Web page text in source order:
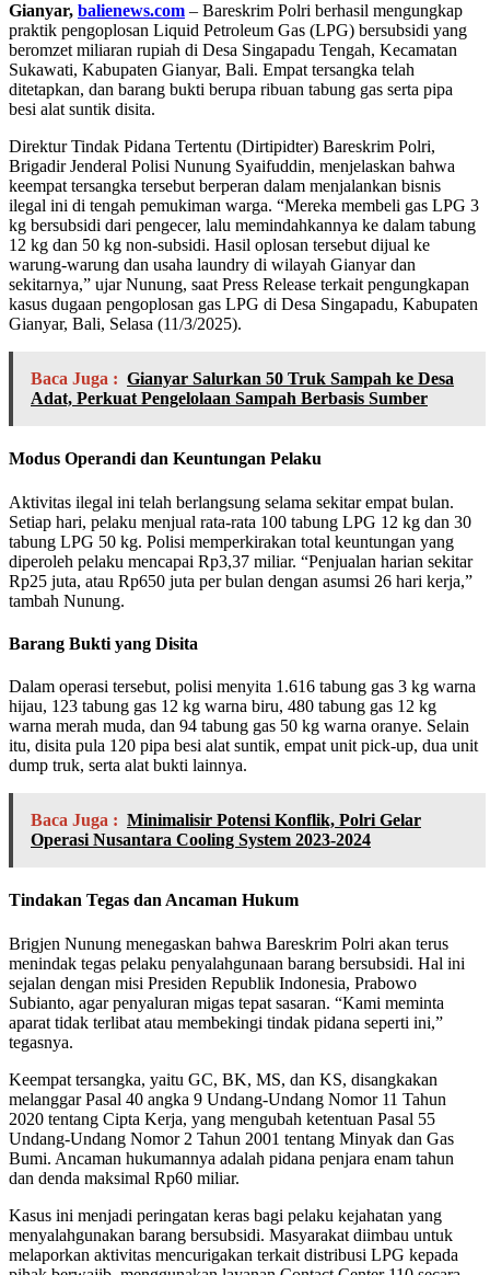
Gianyar, balienews.com – Bareskrim Polri berhasil mengungkap
praktik pengoplosan Liquid Petroleum Gas (LPG) bersubsidi yang
beromzet miliaran rupiah di Desa Singapadu Tengah, Kecamatan
Sukawati, Kabupaten Gianyar, Bali. Empat tersangka telah
ditetapkan, dan barang bukti berupa ribuan tabung gas serta pipa
besi alat suntik disita.
Direktur Tindak Pidana Tertentu (Dirtipidter) Bareskrim Polri,
Brigadir Jenderal Polisi Nunung Syaifuddin, menjelaskan bahwa
keempat tersangka tersebut berperan dalam menjalankan bisnis
ilegal ini di tengah pemukiman warga. “Mereka membeli gas LPG 3
kg bersubsidi dari pengecer, lalu memindahkannya ke dalam tabung
12 kg dan 50 kg non-subsidi. Hasil oplosan tersebut dijual ke
warung-warung dan usaha laundry di wilayah Gianyar dan
sekitarnya,” ujar Nunung, saat Press Release terkait pengungkapan
kasus dugaan pengoplosan gas LPG di Desa Singapadu, Kabupaten
Gianyar, Bali, Selasa (11/3/2025).
Baca Juga : Gianyar Salurkan 50 Truk Sampah ke Desa
Adat, Perkuat Pengelolaan Sampah Berbasis Sumber
Modus Operandi dan Keuntungan Pelaku
Aktivitas ilegal ini telah berlangsung selama sekitar empat bulan.
Setiap hari, pelaku menjual rata-rata 100 tabung LPG 12 kg dan 30
tabung LPG 50 kg. Polisi memperkirakan total keuntungan yang
diperoleh pelaku mencapai Rp3,37 miliar. “Penjualan harian sekitar
Rp25 juta, atau Rp650 juta per bulan dengan asumsi 26 hari kerja,”
tambah Nunung.
Barang Bukti yang Disita
Dalam operasi tersebut, polisi menyita 1.616 tabung gas 3 kg warna
hijau, 123 tabung gas 12 kg warna biru, 480 tabung gas 12 kg
warna merah muda, dan 94 tabung gas 50 kg warna oranye. Selain
itu, disita pula 120 pipa besi alat suntik, empat unit pick-up, dua unit
dump truk, serta alat bukti lainnya.
Baca Juga : Minimalisir Potensi Konflik, Polri Gelar
Operasi Nusantara Cooling System 2023-2024
Tindakan Tegas dan Ancaman Hukum
Brigjen Nunung menegaskan bahwa Bareskrim Polri akan terus
menindak tegas pelaku penyalahgunaan barang bersubsidi. Hal ini
sejalan dengan misi Presiden Republik Indonesia, Prabowo
Subianto, agar penyaluran migas tepat sasaran. “Kami meminta
aparat tidak terlibat atau membekingi tindak pidana seperti ini,”
tegasnya.
Keempat tersangka, yaitu GC, BK, MS, dan KS, disangkakan
melanggar Pasal 40 angka 9 Undang-Undang Nomor 11 Tahun
2020 tentang Cipta Kerja, yang mengubah ketentuan Pasal 55
Undang-Undang Nomor 2 Tahun 2001 tentang Minyak dan Gas
Bumi. Ancaman hukumannya adalah pidana penjara enam tahun
dan denda maksimal Rp60 miliar.
Kasus ini menjadi peringatan keras bagi pelaku kejahatan yang
menyalahgunakan barang bersubsidi. Masyarakat diimbau untuk
melaporkan aktivitas mencurigakan terkait distribusi LPG kepada